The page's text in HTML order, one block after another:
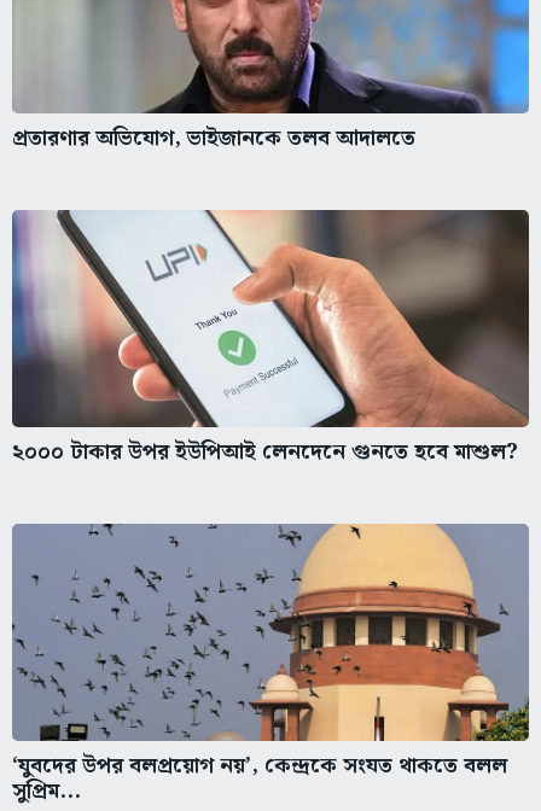
প্রতারণার অভিযোগ, ভাইজানকে তলব আদালতে
২০০০ টাকার উপর ইউপিআই লেনদেনে গুনতে হবে মাশুল?
‘যুবদের উপর বলপ্রয়োগ নয়’, কেন্দ্রকে সংযত থাকতে বলল
সুপ্রিম...